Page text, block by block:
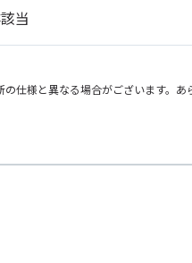
当
仕様と異なる場合がございます。